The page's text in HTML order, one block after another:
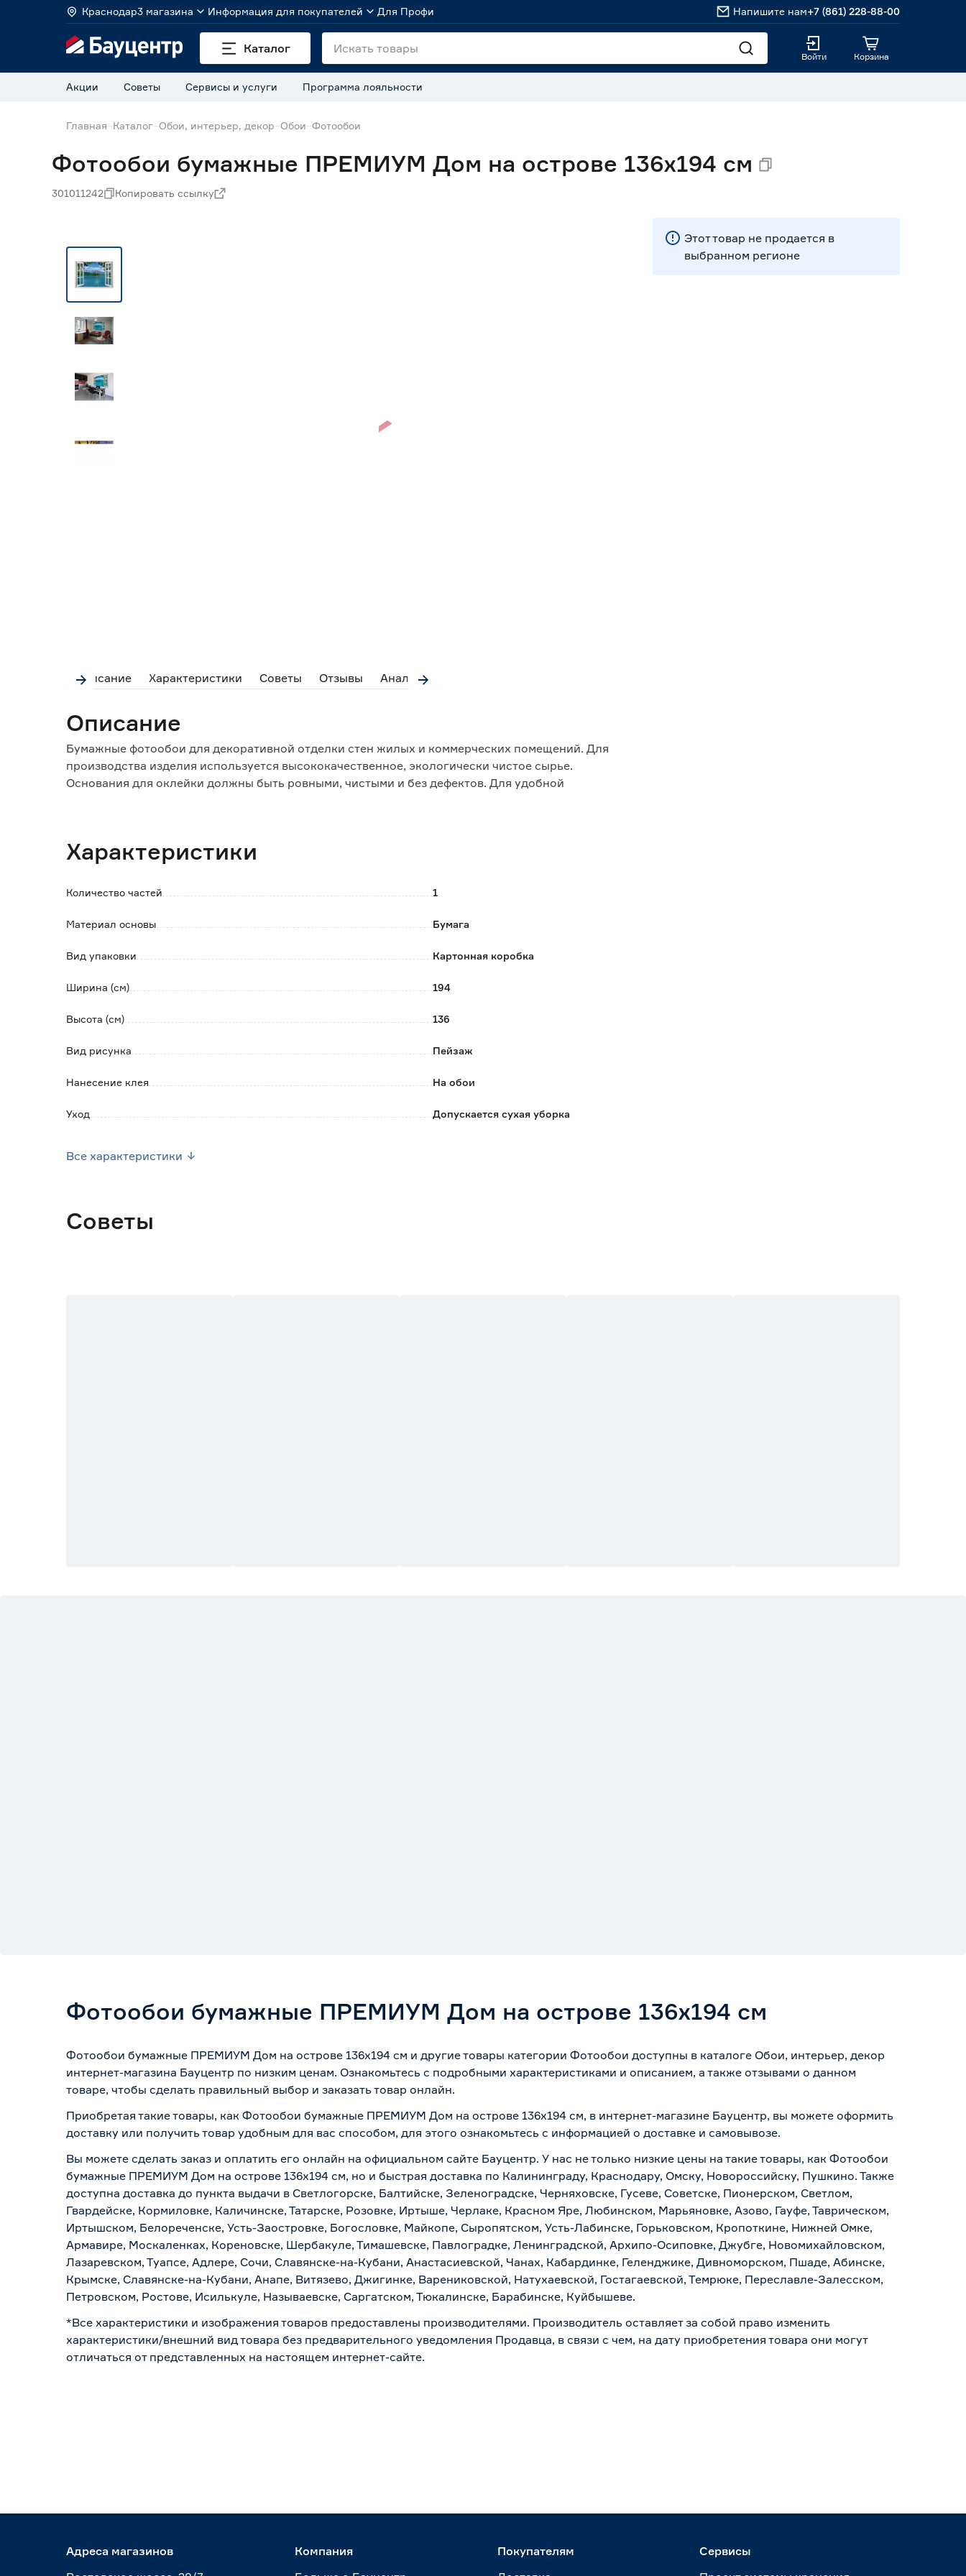
Краснодар3 магазина Информация для покупателей Для Профи Напишите нам+7 (861) 228-88-00
Каталог
Войти Корзина
Акции Советы Сервисы и услуги Программа лояльности
Главная Каталог Обои, интерьер, декор Обои Фотообои
Фотообои бумажные ПРЕМИУМ Дом на острове 136х194 см
301011242 Копировать ссылку
Описание Характеристики Советы Отзывы Аналоги
Описание
Бумажные фотообои для декоративной отделки стен жилых и коммерческих помещений. Для
производства изделия используется высококачественное, экологически чистое сырье.
Основания для оклейки должны быть ровными, чистыми и без дефектов. Для удобной
- точность в подгонке полос друг к другу;
- экологически чистый материал;
Характеристики
Количество частей 1
Материал основы Бумага
Вид упаковки Картонная коробка
Ширина (см) 194
Высота (см) 136
Вид рисунка Пейзаж
Нанесение клея На обои
Уход Допускается сухая уборка
Все характеристики
Этот товар не продается в
выбранном регионе
Советы
Фотообои бумажные ПРЕМИУМ Дом на острове 136х194 см
Фотообои бумажные ПРЕМИУМ Дом на острове 136х194 см и другие товары категории Фотообои доступны в каталоге Обои, интерьер, декор
интернет-магазина Бауцентр по низким ценам. Ознакомьтесь с подробными характеристиками и описанием, а также отзывами о данном
товаре, чтобы сделать правильный выбор и заказать товар онлайн.
Приобретая такие товары, как Фотообои бумажные ПРЕМИУМ Дом на острове 136х194 см, в интернет-магазине Бауцентр, вы можете оформить
доставку или получить товар удобным для вас способом, для этого ознакомьтесь с информацией о доставке и самовывозе.
Вы можете сделать заказ и оплатить его онлайн на официальном сайте Бауцентр. У нас не только низкие цены на такие товары, как Фотообои
бумажные ПРЕМИУМ Дом на острове 136х194 см, но и быстрая доставка по Калининграду, Краснодару, Омску, Новороссийску, Пушкино. Также
доступна доставка до пункта выдачи в Светлогорске, Балтийске, Зеленоградске, Черняховске, Гусеве, Советске, Пионерском, Светлом,
Гвардейске, Кормиловке, Каличинске, Татарске, Розовке, Иртыше, Черлаке, Красном Яре, Любинском, Марьяновке, Азово, Гауфе, Таврическом,
Иртышском, Белореченске, Усть-Заостровке, Богословке, Майкопе, Сыропятском, Усть-Лабинске, Горьковском, Кропоткине, Нижней Омке,
Армавире, Москаленках, Кореновске, Шербакуле, Тимашевске, Павлоградке, Ленинградской, Архипо-Осиповке, Джубге, Новомихайловском,
Лазаревском, Туапсе, Адлере, Сочи, Славянске-на-Кубани, Анастасиевской, Чанах, Кабардинке, Геленджике, Дивноморском, Пшаде, Абинске,
Крымске, Славянске-на-Кубани, Анапе, Витязево, Джигинке, Варениковской, Натухаевской, Гостагаевской, Темрюке, Переславле-Залесском,
Петровском, Ростове, Исилькуле, Называевске, Саргатском, Тюкалинске, Барабинске, Куйбышеве.
*Все характеристики и изображения товаров предоставлены производителями. Производитель оставляет за собой право изменить
характеристики/внешний вид товара без предварительного уведомления Продавца, в связи с чем, на дату приобретения товара они могут
отличаться от представленных на настоящем интернет-сайте.
Адреса магазинов
Компания
Покупателям
Сервисы